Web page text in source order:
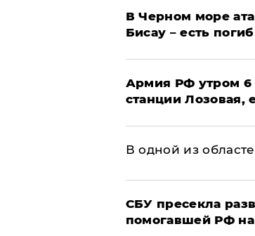
В Черном море
Бисау – есть
Армия РФ утром 6
станции Лозовая,
В одной из
СБУ пресекла
помогавшей РФ